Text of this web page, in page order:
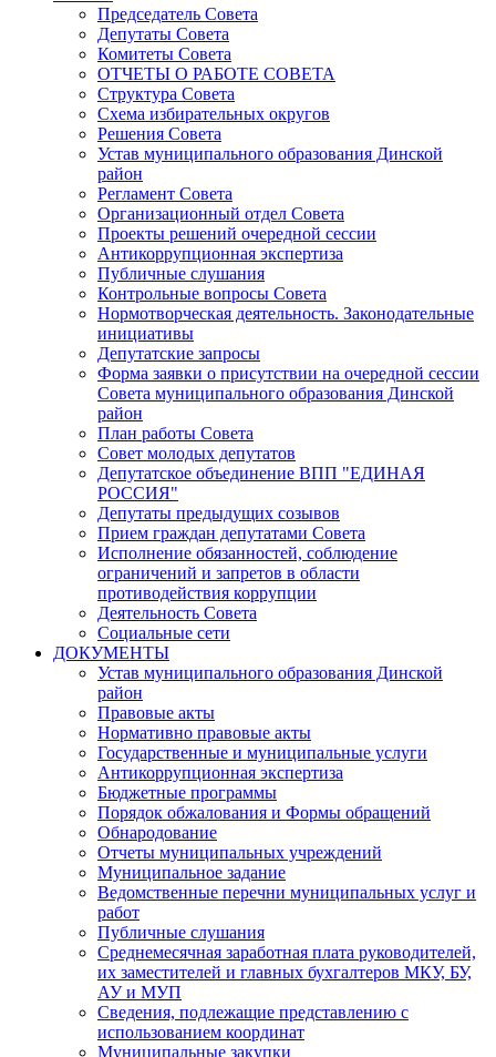
Председатель Совета
Депутаты Совета
Комитеты Совета
ОТЧЕТЫ О РАБОТЕ СОВЕТА
Структура Совета
Схема избирательных округов
Решения Совета
Устав муниципального образования Динской
район
Регламент Совета
Организационный отдел Совета
Проекты решений очередной сессии
Антикоррупционная экспертиза
Публичные слушания
Контрольные вопросы Совета
Нормотворческая деятельность. Законодательные
инициативы
Депутатские запросы
Форма заявки о присутствии на очередной сессии
Совета муниципального образования Динской
район
План работы Совета
Совет молодых депутатов
Депутатское объединение ВПП "ЕДИНАЯ
РОССИЯ"
Депутаты предыдущих созывов
Прием граждан депутатами Совета
Исполнение обязанностей, соблюдение
ограничений и запретов в области
противодействия коррупции
Деятельность Совета
Социальные сети
ДОКУМЕНТЫ
Устав муниципального образования Динской
район
Правовые акты
Нормативно правовые акты
Государственные и муниципальные услуги
Антикоррупционная экспертиза
Бюджетные программы
Порядок обжалования и Формы обращений
Обнародование
Отчеты муниципальных учреждений
Муниципальное задание
Ведомственные перечни муниципальных услуг и
работ
Публичные слушания
Среднемесячная заработная плата руководителей,
их заместителей и главных бухгалтеров МКУ, БУ,
АУ и МУП
Сведения, подлежащие представлению с
использованием координат
Муниципальные закупки